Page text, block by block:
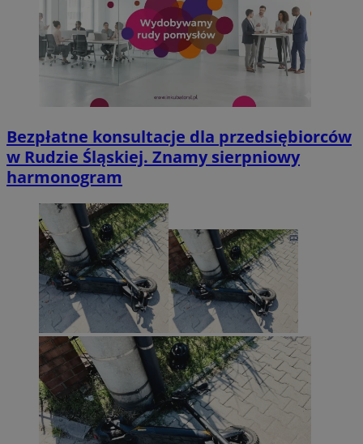
Bezpłatne konsultacje dla przedsiębiorców
w Rudzie Śląskiej. Znamy sierpniowy
harmonogram